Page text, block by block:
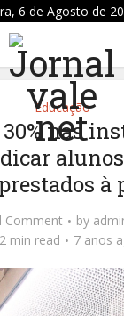
6 de Agosto de
Educação
30% nas
à
Comment by
2 min read
7 anos